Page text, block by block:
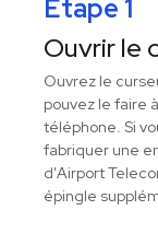
Étape 1
Ouvrir le
Ouvrez le
pouvez le faire
téléphone. Si
fabriquer une
d'Airport
épingle